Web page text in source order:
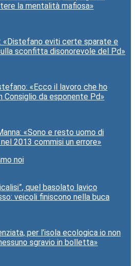
la mentalità mafiosa»
«Distefano eviti certe sparate e
sconfitta disonorevole del Pd»
«Ecco il lavoro che ho
Consiglio da esponente Pd»
«Sono e resto uomo di
2013 commisi un errore»
noi
quel basolato lavico
veicoli finiscono nella buca
per l’isola ecologica io non
sgravio in bolletta»